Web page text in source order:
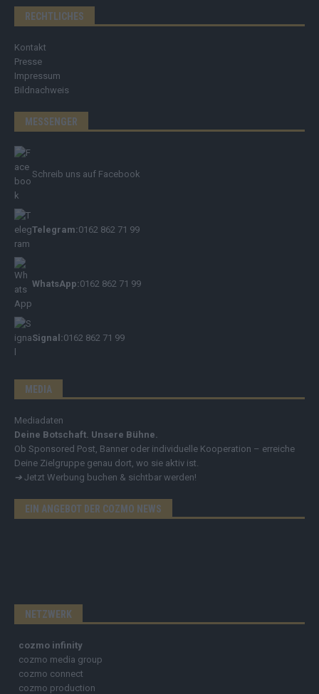
RECHTLICHES
Kontakt
Presse
Impressum
Bildnachweis
MESSENGER
Schreib uns auf Facebook
Telegram:0162 862 71 99
WhatsApp:0162 862 71 99
Signal:0162 862 71 99
MEDIA
Mediadaten
Deine Botschaft. Unsere Bühne.
Ob Sponsored Post, Banner oder individuelle Kooperation – erreiche
Deine Zielgruppe genau dort, wo sie aktiv ist.
➔ Jetzt Werbung buchen & sichtbar werden!
EIN ANGEBOT DER COZMO NEWS
NETZWERK
cozmo infinity
cozmo media group
cozmo connect
cozmo production